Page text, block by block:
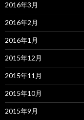
2016年3月
2016年2月
2016年1月
2015年12月
2015年11月
2015年10月
2015年9月